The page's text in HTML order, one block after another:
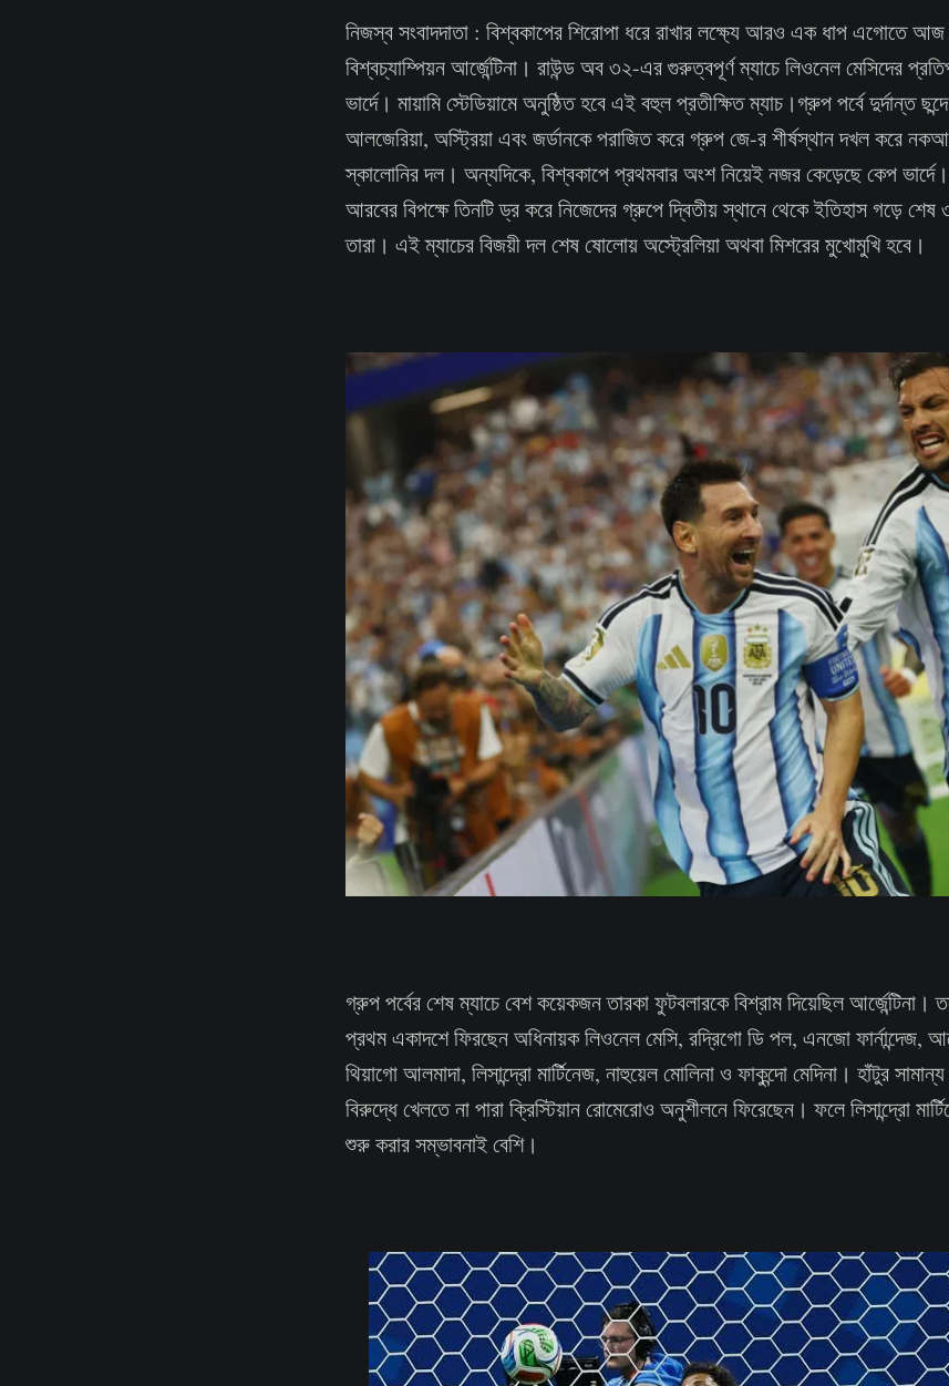
নিজস্ব সংবাদদাতা : বিশ্বকাপের শিরোপা ধরে রাখার লক্ষ্যে আরও এক ধাপ এগোতে আজ
বিশ্বচ্যাম্পিয়ন আর্জেন্টিনা। রাউন্ড অব ৩২-এর গুরুত্বপূর্ণ ম্যাচে লিওনেল মেসিদের
ভার্দে। মায়ামি স্টেডিয়ামে অনুষ্ঠিত হবে এই বহুল প্রতীক্ষিত ম্যাচ।গ্রুপ পর্বে দুর্দান্ত
আলজেরিয়া, অস্ট্রিয়া এবং জর্ডানকে পরাজিত করে গ্রুপ জে-র শীর্ষস্থান দখল করে
স্কালোনির দল। অন্যদিকে, বিশ্বকাপে প্রথমবার অংশ নিয়েই নজর কেড়েছে কেপ
আরবের বিপক্ষে তিনটি ড্র করে নিজেদের গ্রুপে দ্বিতীয় স্থানে থেকে ইতিহাস গড়ে
তারা। এই ম্যাচের বিজয়ী দল শেষ ষোলোয় অস্ট্রেলিয়া অথবা মিশরের মুখোমুখি হবে।
গ্রুপ পর্বের শেষ ম্যাচে বেশ কয়েকজন তারকা ফুটবলারকে বিশ্রাম দিয়েছিল
প্রথম একাদশে ফিরছেন অধিনায়ক লিওনেল মেসি, রদ্রিগো ডি পল, এনজো ফার্নান্দেজ,
থিয়াগো আলমাদা, লিসান্দ্রো মার্টিনেজ, নাহুয়েল মোলিনা ও ফাকুন্দো মেদিনা। হাঁটুর
বিরুদ্ধে খেলতে না পারা ক্রিস্টিয়ান রোমেরোও অনুশীলনে ফিরেছেন। ফলে লিসান্দ্রো
শুরু করার সম্ভাবনাই বেশি।